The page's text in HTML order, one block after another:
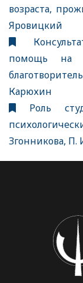
возраста,
Яровицкий
помощь на
Карюхин
Роль
Згонникова, П.